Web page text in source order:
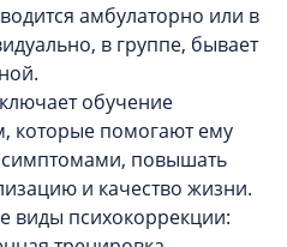
амбулаторно или в
в группе, бывает
обучение
которые помогают ему
повышать
и качество жизни.
виды психокоррекции: